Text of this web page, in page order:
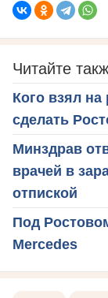
Читайте
Кого взял
сделать
Минздрав
врачей в
отпиской
Под
Mercedes